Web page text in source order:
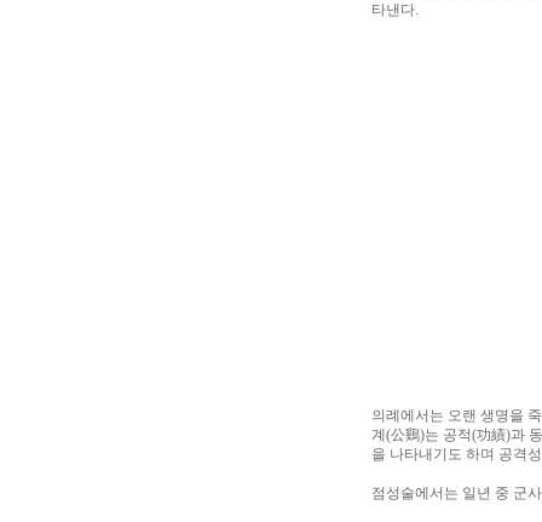
타낸다.
의례에서는 오랜 생명을
계(公鷄)는 공적(功績)과
을 나타내기도 하며 공격
점성술에서는 일년 중 군